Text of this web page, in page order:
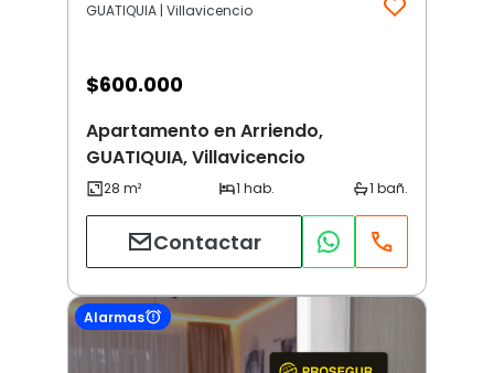
GUATIQUIA | Villavicencio
$600.000
Apartamento en Arriendo,
GUATIQUIA, Villavicencio
Contactar
Alarmas